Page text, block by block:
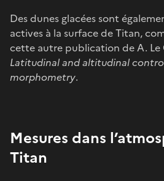
Des dunes glacées sont
actives à la surface de Titan,
cette autre publication de A. Le
Latitudinal and altitudinal
morphometry.
Mesures dans
Titan